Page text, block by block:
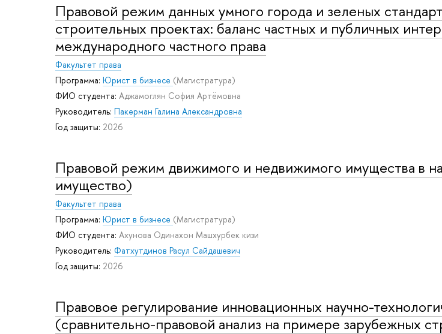
Правовой режим данных умного города и зеленых
строительных проектах: баланс частных и публичных
международного частного права
Факультет права
Программа: Юрист в бизнесе (Магистратура)
ФИО студента: Аджамоглян София Артёмовна
Руководитель: Пакерман Галина Александровна
Год защиты: 2026
Правовой режим движимого и недвижимого имущества в
имущество)
Факультет права
Программа: Юрист в бизнесе (Магистратура)
ФИО студента: Ахунова Одинахон Машхурбек кизи
Руководитель: Фатхутдинов Расул Сайдашевич
Год защиты: 2026
Правовое регулирование инновационных научно-
(сравнительно-правовой анализ на примере зарубежных